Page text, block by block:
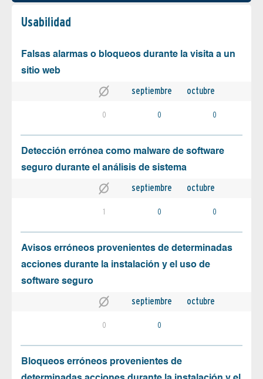
Usabilidad
Falsas alarmas o bloqueos durante la visita a un
sitio web
septiembre octubre
0 0 0
Detección errónea como malware de software
seguro durante el análisis de sistema
septiembre octubre
1 0 0
Avisos erróneos provenientes de determinadas
acciones durante la instalación y el uso de
software seguro
septiembre octubre
0 0
Bloqueos erróneos provenientes de